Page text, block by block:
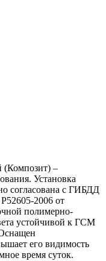
–
Установка
согласована с ГИБДД
2006 от
полимерно-
устойчивой к ГСМ
его видимость
время суток.